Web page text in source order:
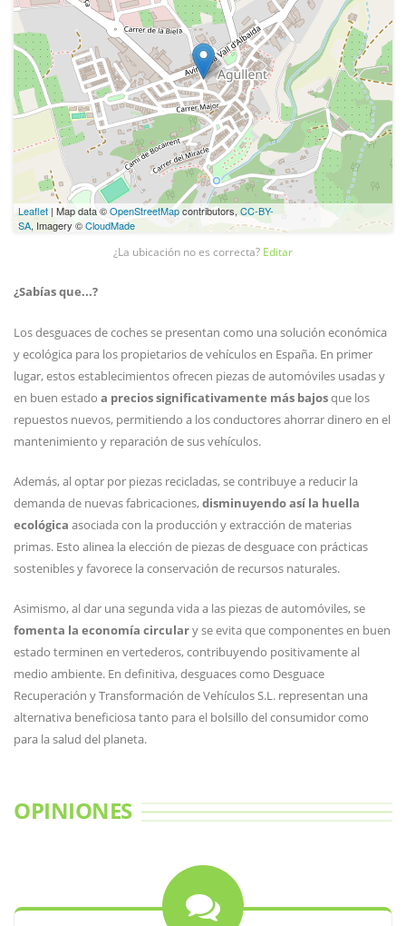
Leaflet | Map data ©OpenStreetMapcontributors, CC-BY-
SA, Imagery ©CloudMade
¿La ubicación no es correcta? Editar
¿Sabías que...?
Los desguaces de coches se presentan como una solución económica
y ecológica para los propietarios de vehículos en España. En primer
lugar, estos establecimientos ofrecen piezas de automóviles usadas y
en buen estado a precios significativamente más bajosque los
repuestos nuevos, permitiendo a los conductores ahorrar dinero en el
mantenimiento y reparación de sus vehículos.
Además, al optar por piezas recicladas, se contribuye a reducir la
demanda de nuevas fabricaciones,disminuyendo así la huella
ecológica asociada con la producción y extracción de materias
primas. Esto alinea la elección de piezas de desguace con prácticas
sostenibles y favorece la conservación de recursos naturales.
Asimismo, al dar una segunda vida a las piezas de automóviles, se
fomenta la economía circulary se evita que componentes en buen
estado terminen en vertederos, contribuyendo positivamente al
medio ambiente. En definitiva, desguaces como Desguace
Recuperación y Transformación de Vehículos S.L. representan una
alternativa beneficiosa tanto para el bolsillo del consumidor como
para la salud del planeta.
OPINIONES